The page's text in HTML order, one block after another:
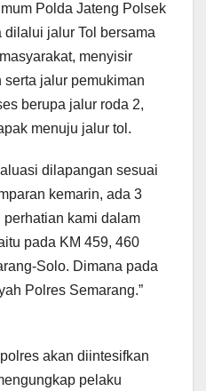
Polda Jateng Polsek
jalur Tol bersama
menyisir
jalur pemukiman
berupa jalur roda 2,
menuju jalur tol.
dilapangan sesuai
kemarin, ada 3
kami dalam
pada KM 459, 460
Solo. Dimana pada
Polres Semarang.”
akan diintesifkan
pelaku